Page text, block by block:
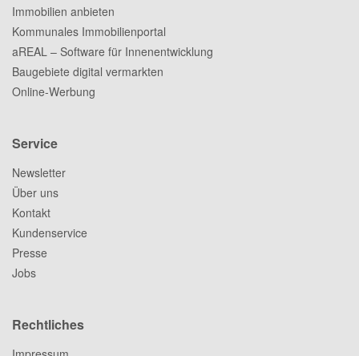
Immobilien anbieten
Kommunales Immobilienportal
aREAL – Software für Innenentwicklung
Baugebiete digital vermarkten
Online-Werbung
Service
Newsletter
Über uns
Kontakt
Kundenservice
Presse
Jobs
Rechtliches